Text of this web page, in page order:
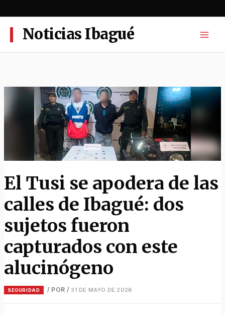
al
contenidoNoticias Ibagué
El Tusi se apodera de las
calles de Ibagué: dos
sujetos fueron
capturados con este
alucinógeno
SEGURIDAD / POR / 31 DE MAYO DE 2026